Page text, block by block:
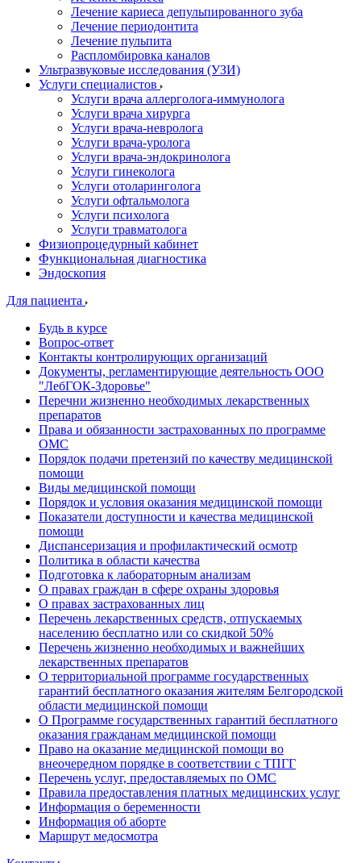
Лечение кариеса депульпированного зуба
Лечение периодонтита
Лечение пульпита
Распломбировка каналов
Ультразвуковые исследования (УЗИ)
Услуги специалистов
Услуги врача аллерголога-иммунолога
Услуги врача хирурга
Услуги врача-невролога
Услуги врача-уролога
Услуги врача-эндокринолога
Услуги гинеколога
Услуги отоларинголога
Услуги офтальмолога
Услуги психолога
Услуги травматолога
Физиопроцедурный кабинет
Функциональная диагностика
Эндоскопия
Для пациента
Будь в курсе
Вопрос-ответ
Контакты контролирующих организаций
Документы, регламентирующие деятельность ООО
"ЛебГОК-Здоровье"
Перечни жизненно необходимых лекарственных
препаратов
Права и обязанности застрахованных по программе
ОМС
Порядок подачи претензий по качеству медицинской
помощи
Виды медицинской помощи
Порядок и условия оказания медицинской помощи
Показатели доступности и качества медицинской
помощи
Диспансеризация и профилактический осмотр
Политика в области качества
Подготовка к лабораторным анализам
О правах граждан в сфере охраны здоровья
О правах застрахованных лиц
Перечень лекарственных средств, отпускаемых
населению бесплатно или со скидкой 50%
Перечень жизненно необходимых и важнейших
лекарственных препаратов
О территориальной программе государственных
гарантий бесплатного оказания жителям Белгородской
области медицинской помощи
О Программе государственных гарантий бесплатного
оказания гражданам медицинской помощи
Право на оказание медицинской помощи во
внеочередном порядке в соответствии с ТПГГ
Перечень услуг, предоставляемых по ОМС
Правила предоставления платных медицинских услуг
Информация о беременности
Информация об аборте
Маршрут медосмотра